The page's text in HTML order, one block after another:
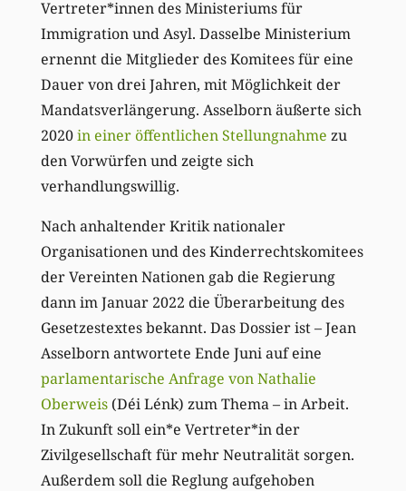
Vertreter*innen des Ministeriums für
Immigration und Asyl. Dasselbe Ministerium
ernennt die Mitglieder des Komitees für eine
Dauer von drei Jahren, mit Möglichkeit der
Mandatsverlängerung. Asselborn äußerte sich
2020in einer öffentlichen Stellungnahme zu
den Vorwürfen und zeigte sich
verhandlungswillig.
Nach anhaltender Kritik nationaler
Organisationen und des Kinderrechtskomitees
der Vereinten Nationen gab die Regierung
dann im Januar 2022 die Überarbeitung des
Gesetzestextes bekannt. Das Dossier ist – Jean
Asselborn antwortete Ende Juni auf eine
parlamentarische Anfrage von Nathalie
Oberweis(Déi Lénk) zum Thema – in Arbeit.
In Zukunft soll ein*e Vertreter*in der
Zivilgesellschaft für mehr Neutralität sorgen.
Außerdem soll die Reglung aufgehoben